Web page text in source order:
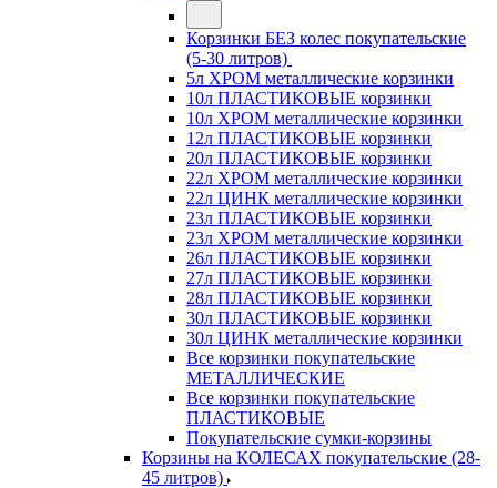
Корзинки БЕЗ колес покупательские
(5-30 литров)
5л ХРОМ металлические корзинки
10л ПЛАСТИКОВЫЕ корзинки
10л ХРОМ металлические корзинки
12л ПЛАСТИКОВЫЕ корзинки
20л ПЛАСТИКОВЫЕ корзинки
22л ХРОМ металлические корзинки
22л ЦИНК металлические корзинки
23л ПЛАСТИКОВЫЕ корзинки
23л ХРОМ металлические корзинки
26л ПЛАСТИКОВЫЕ корзинки
27л ПЛАСТИКОВЫЕ корзинки
28л ПЛАСТИКОВЫЕ корзинки
30л ПЛАСТИКОВЫЕ корзинки
30л ЦИНК металлические корзинки
Все корзинки покупательские
МЕТАЛЛИЧЕСКИЕ
Все корзинки покупательские
ПЛАСТИКОВЫЕ
Покупательские сумки-корзины
Корзины на КОЛЕСАХ покупательские (28-
45 литров)